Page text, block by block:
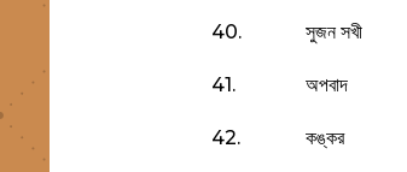
40. সুজন সখী
41. অপবাদ
42. কঙ্কর